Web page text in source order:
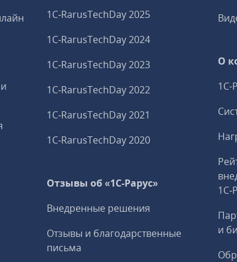
1C‑RarusTechDay 2025
1C‑RarusTechDay 2024
1C‑RarusTechDay 2023
1C‑RarusTechDay 2022
1C‑RarusTechDay 2021
1C‑RarusTechDay 2020
Отзывы об «1С-Рарус»
Внедренные решения
Отзывы и благодарственные
письма
О
1С-
и